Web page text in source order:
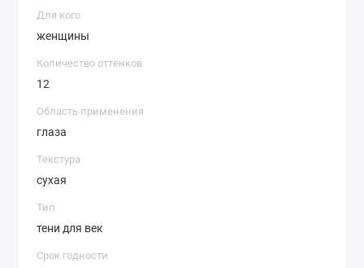
Для кого
женщины
Количество оттенков
12
Область применения
глаза
Текстура
сухая
Тип
тени для век
Срок годности